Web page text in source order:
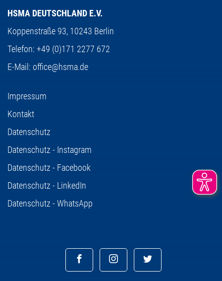
HSMA DEUTSCHLAND E.V.
Koppenstraße 93, 10243 Berlin
Telefon: +49 (0)171 2277 672
E-Mail: office@hsma.de
Impressum
Kontakt
Datenschutz
Datenschutz - Instagram
Datenschutz - Facebook
Datenschutz - LinkedIn
Datenschutz - WhatsApp